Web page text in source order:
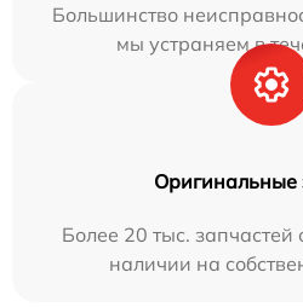
Большинство
мы устраняем в
Оригинальные
Более 20 тыс. запчастей
наличии на